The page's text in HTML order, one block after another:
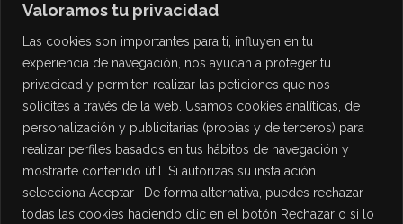
Valoramos tu privacidad
Las cookies son importantes para ti, influyen en tu
experiencia de navegación, nos ayudan a proteger tu
privacidad y permiten realizar las peticiones que nos
solicites a través de la web. Usamos cookies analíticas, de
personalización y publicitarias (propias y de terceros) para
realizar perfiles basados en tus hábitos de navegación y
mostrarte contenido útil. Si autorizas su instalación
selecciona Aceptar , De forma alternativa, puedes rechazar
todas las cookies haciendo clic en el botón Rechazar o si lo
PROTECCIÓN DE DATOS
Política de Privacidad
Política de Cookies
Aviso Legal